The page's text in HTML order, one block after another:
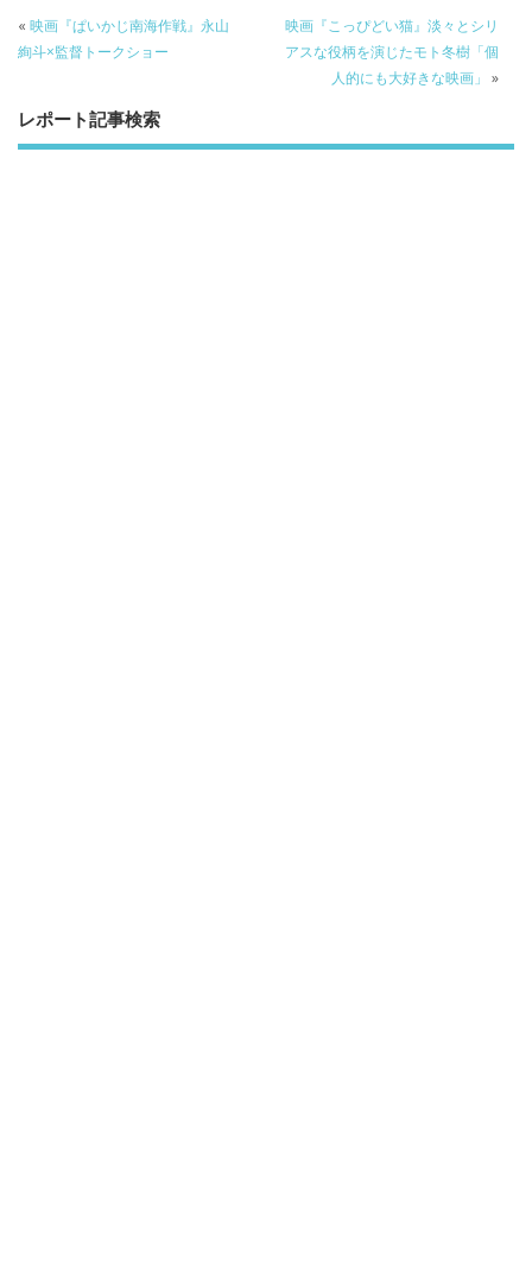
b
o
o
k
er a
« 映画『ぱいかじ南海作戦』永山
絢斗×監督トークショー
映画『こっぴどい猫』淡々とシリ
アスな役柄を演じたモト冬樹「個
人的にも大好きな映画」 »
レポート記事検索